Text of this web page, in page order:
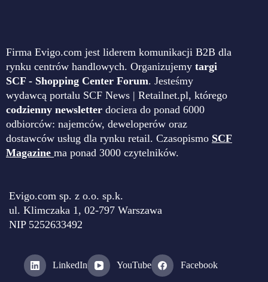
Firma Evigo.com jest liderem komunikacji B2B dla
rynku centrów handlowych. Organizujemy targi
SCF - Shopping Center Forum. Jesteśmy
wydawcą portalu SCF News | Retailnet.pl, którego
codzienny newsletter dociera do ponad 6000
odbiorców: najemców, deweloperów oraz
dostawców usług dla rynku retail. Czasopismo SCF
Magazine ma ponad 3000 czytelników.
Evigo.com sp. z o.o. sp.k.
ul. Klimczaka 1, 02-797 Warszawa
NIP 5252633492
LinkedIn YouTube Facebook